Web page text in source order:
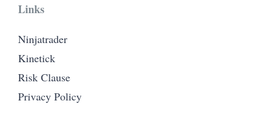
Links
Ninjatrader
Kinetick
Risk Clause
Privacy Policy